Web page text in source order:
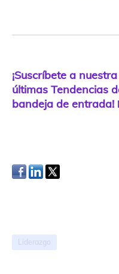
¡Suscríbete a
últimas Tendencias
bandeja de entrada!
Liderazgo